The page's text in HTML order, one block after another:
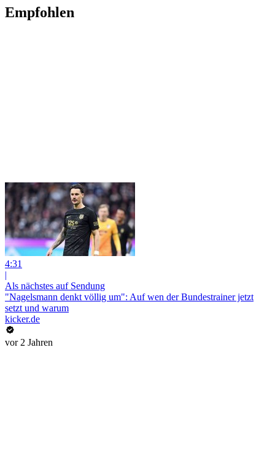
Empfohlen
4:31
|
Als nächstes auf Sendung
"Nagelsmann denkt völlig um": Auf wen der Bundestrainer jetzt
setzt und warum
kicker.de
vor 2 Jahren